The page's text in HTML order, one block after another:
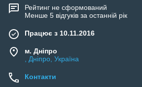
Рейтинг не сформований
Менше 5 відгуків за останній рік
Працює з 10.11.2016
м. Дніпро
, Дніпро, Україна
Контакти